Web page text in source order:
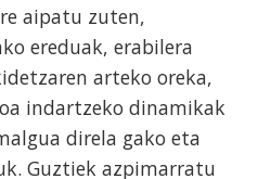
aipatu zuten,
ereduak, erabilera
arteko oreka,
indartzeko dinamikak
direla gako eta
Guztiek azpimarratu